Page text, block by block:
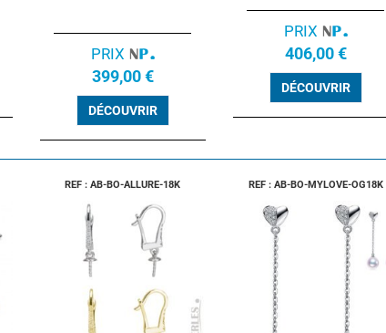
PRIX
399,00 €
DÉCOUVRIR
PRIX
406,00 €
DÉCOUVRIR
REF : AB-BO-ALLURE-18K REF : AB-BO-MYLOVE-OG18K